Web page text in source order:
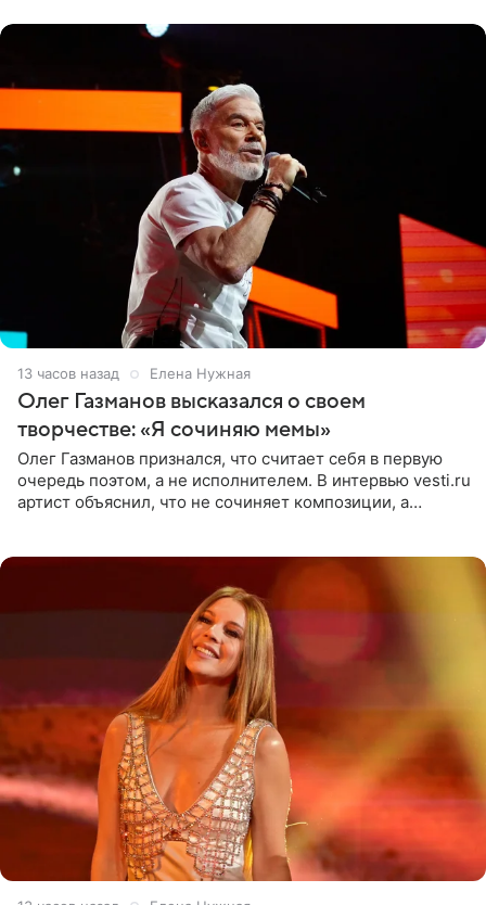
13 часов назад Елена Нужная
Олег Газманов высказался о своем
творчестве: «Я сочиняю мемы»
Олег Газманов признался, что считает себя в первую
очередь поэтом, а не исполнителем. В интервью vesti.ru
артист объяснил, что не сочиняет композиции, а